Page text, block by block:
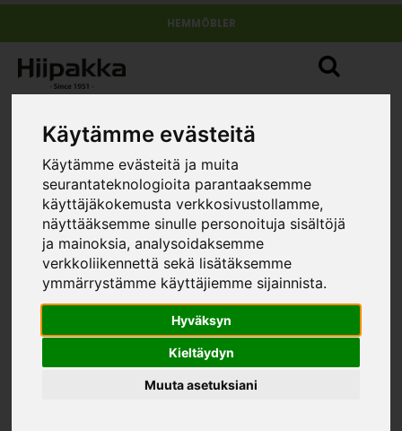
Käytämme evästeitä
Käytämme evästeitä ja muita
seurantateknologioita parantaaksemme
käyttäjäkokemusta verkkosivustollamme,
näyttääksemme sinulle personoituja sisältöjä
ja mainoksia, analysoidaksemme
verkkoliikennettä sekä lisätäksemme
ymmärrystämme käyttäjiemme sijainnista.
Hyväksyn
Kieltäydyn
Muuta asetuksiani
HEMMÖBLER